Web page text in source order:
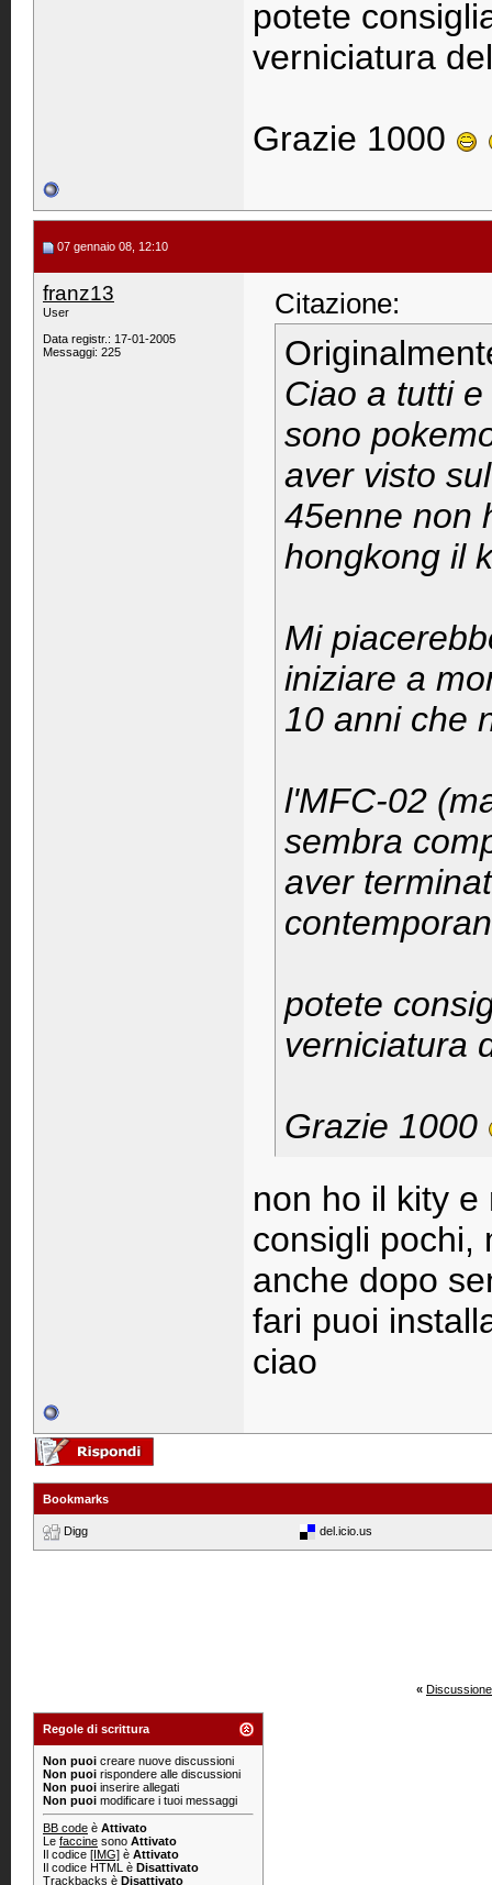
potete
verniciatura
Grazie 1000
07 gennaio 08, 12:10
franz13
User
Data registr.: 17-01-2005
Messaggi: 225
Citazione:
Ciao a tutti
sono
aver visto
45enne non
hongkong il
Mi
iniziare a
10 anni che
l'MFC-02
sembra
aver
potete
verniciatura
Grazie 1000
non ho il kity
consigli pochi,
anche dopo
fari puoi
ciao
Bookmarks
Digg del.icio.us
«
Regole di scrittura
Non puoi creare nuove discussioni
Non puoi rispondere alle discussioni
Non puoi inserire allegati
Non puoi modificare i tuoi messaggi
BB code è Attivato
Le faccine sono Attivato
Il codice [IMG] è Attivato
Il codice HTML è Disattivato
Trackbacks è Disattivato